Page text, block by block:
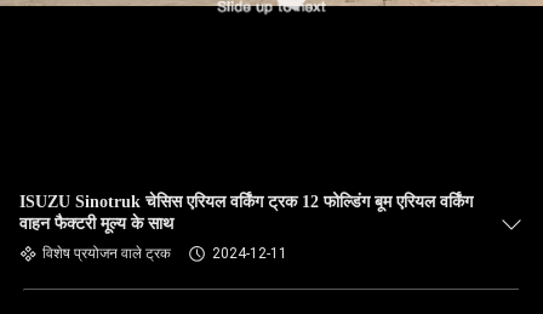
ISUZU Sinotruk चेसिस एरियल वर्किंग ट्रक 12 फोल्डिंग बूम एरियल वर्किंग
वाहन फैक्टरी मूल्य के साथ
विशेष प्रयोजन वाले ट्रक 2024-12-11